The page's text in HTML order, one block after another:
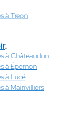
à Treon
.
à Châteaudun
à Épernon
à Lucé
à Mainvilliers